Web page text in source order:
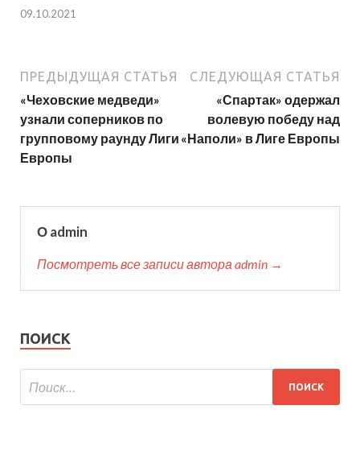
09.10.2021
ПРЕДЫДУЩАЯ СТАТЬЯ
«Чеховские медведи»
узнали соперников по
групповому раунду Лиги
Европы
СЛЕДУЮЩАЯ СТАТЬЯ
«Спартак» одержал
волевую победу над
«Наполи» в Лиге Европы
О admin
Посмотреть все записи автора admin →
ПОИСК